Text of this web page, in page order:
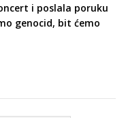
i poslala poruku
genocid, bit ćemo